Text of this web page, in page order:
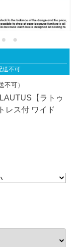
送不可
可）
【ラトゥ
レス付 ワイド